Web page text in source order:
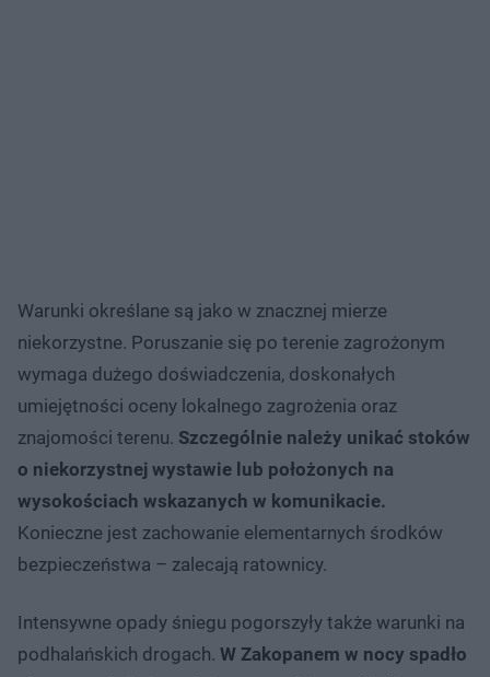
Warunki określane są jako w znacznej mierze
niekorzystne. Poruszanie się po terenie zagrożonym
wymaga dużego doświadczenia, doskonałych
umiejętności oceny lokalnego zagrożenia oraz
znajomości terenu. Szczególnie należy unikać stoków
o niekorzystnej wystawie lub położonych na
wysokościach wskazanych w komunikacie.
Konieczne jest zachowanie elementarnych środków
bezpieczeństwa – zalecają ratownicy.
Intensywne opady śniegu pogorszyły także warunki na
podhalańskich drogach. W Zakopanem w nocy spadło